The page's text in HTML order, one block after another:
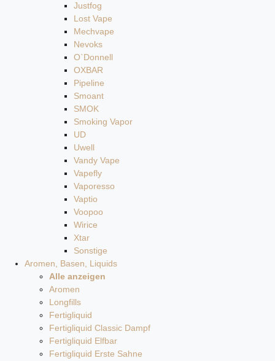
Justfog
Lost Vape
Mechvape
Nevoks
O`Donnell
OXBAR
Pipeline
Smoant
SMOK
Smoking Vapor
UD
Uwell
Vandy Vape
Vapefly
Vaporesso
Vaptio
Voopoo
Wirice
Xtar
Sonstige
Aromen, Basen, Liquids
Alle anzeigen
Aromen
Longfills
Fertigliquid
Fertigliquid Classic Dampf
Fertigliquid Elfbar
Fertigliquid Erste Sahne